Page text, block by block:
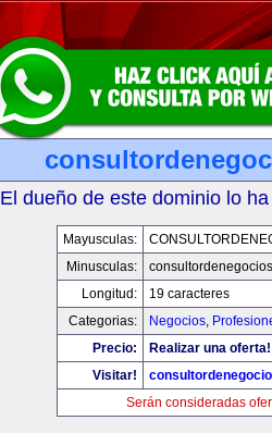
El dueño de este dominio lo
Mayusculas:
Minusculas:
Longitud:
19 caracteres
Categorias:
Negocios,
Precio:
Realizar una oferta!
Visitar!
Serán consideradas